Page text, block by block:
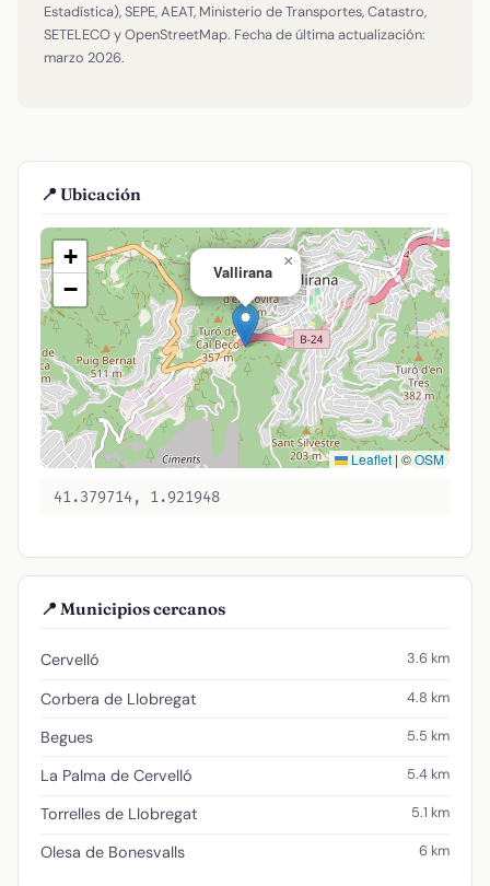
Estadística), SEPE, AEAT, Ministerio de Transportes, Catastro,
SETELECO y OpenStreetMap. Fecha de última actualización:
marzo 2026.
📍 Ubicación
Vallirana
×
+
−
Leaflet | ©OSM
41.379714, 1.921948
📍 Municipios cercanos
Cervelló 3.6 km
Corbera de Llobregat 4.8 km
Begues 5.5 km
La Palma de Cervelló 5.4 km
Torrelles de Llobregat 5.1 km
Olesa de Bonesvalls 6 km